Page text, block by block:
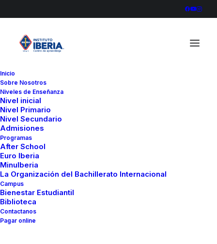
Inicio
Sobre Nosotros
Niveles de Enseñanza
Nivel inicial
Nivel Primario
Nivel Secundario
Admisiones
Programas
After School
Euro Iberia
MinuIberia
La Organización del Bachillerato Internacional
Campus
Bienestar Estudiantil
Biblioteca
Contactanos
Pagar online
Estudiantes del Instituto Iberia conocen ofertas